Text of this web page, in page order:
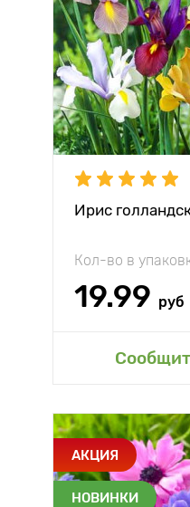
Ирис
Кол-во в
19.99 руб
АКЦИЯ
НОВИНКИ